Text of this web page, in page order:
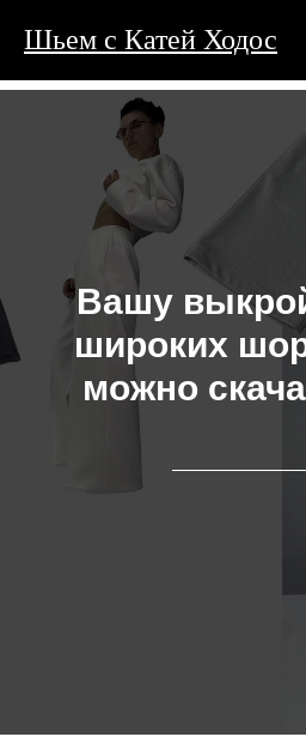
Шьем с Катей Ходос
Вашу
широких
можно